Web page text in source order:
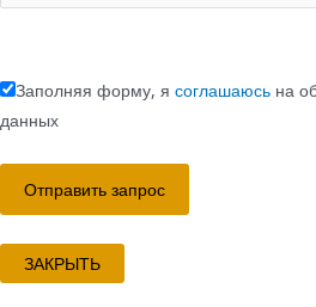
Заполняя форму, я соглашаюсь на
данных
ЗАКРЫТЬ